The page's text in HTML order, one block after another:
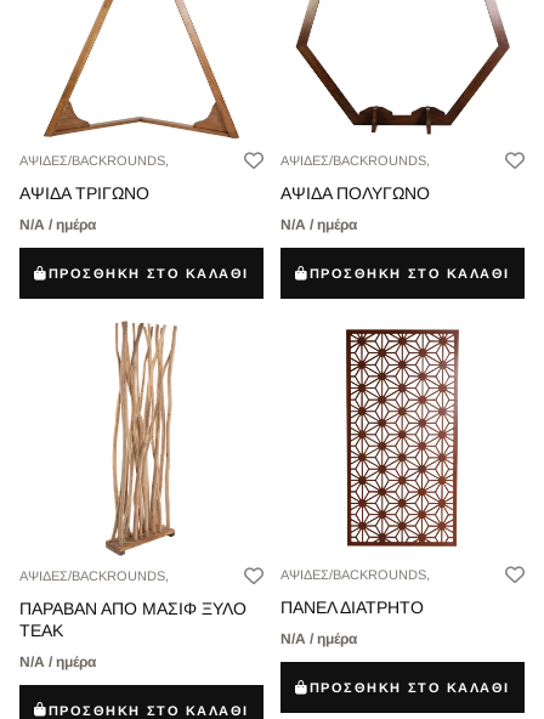
ΑΨΙΔΕΣ/BACKROUNDS,
ΑΨΙΔΑ ΤΡΙΓΩΝΟ
Ν/Α / ημέρα
ΠΡΟΣΘΗΚΗ ΣΤΟ ΚΑΛΑΘΙ
ΑΨΙΔΕΣ/BACKROUNDS,
ΑΨΙΔΑ ΠΟΛΥΓΩΝΟ
Ν/Α / ημέρα
ΠΡΟΣΘΗΚΗ ΣΤΟ ΚΑΛΑΘΙ
ΑΨΙΔΕΣ/BACKROUNDS,
ΠΑΡΑΒΑΝ ΑΠΟ ΜΑΣΙΦ ΞΥΛΟ
ΤEAK
Ν/Α / ημέρα
ΠΡΟΣΘΗΚΗ ΣΤΟ ΚΑΛΑΘΙ
ΑΨΙΔΕΣ/BACKROUNDS,
ΠΑΝΕΛ ΔΙΑΤΡΗΤΟ
Ν/Α / ημέρα
ΠΡΟΣΘΗΚΗ ΣΤΟ ΚΑΛΑΘΙ